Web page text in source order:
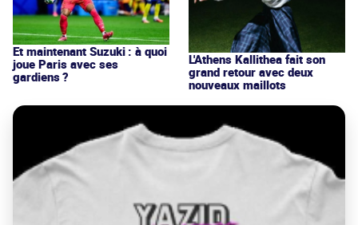
Et maintenant Suzuki : à quoi
joue Paris avec ses
gardiens ?
L'Athens Kallithea fait son
grand retour avec deux
nouveaux maillots